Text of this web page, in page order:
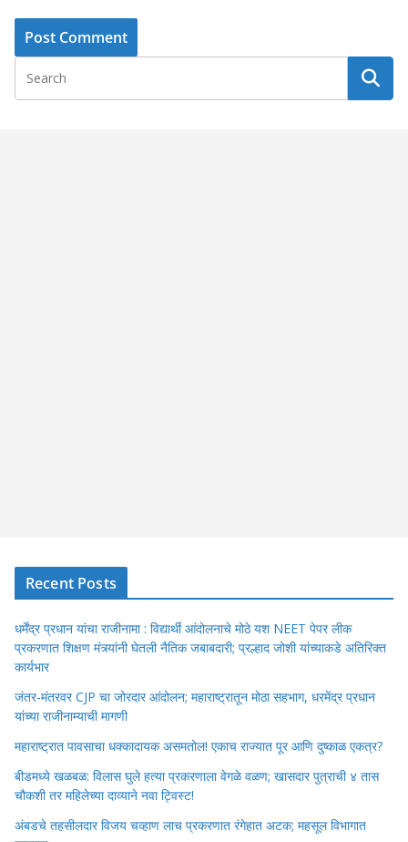
Recent Posts
धर्मेंद्र प्रधान यांचा राजीनामा : विद्यार्थी आंदोलनाचे मोठे यश NEET पेपर लीक
प्रकरणात शिक्षण मंत्र्यांनी घेतली नैतिक जबाबदारी; प्रल्हाद जोशी यांच्याकडे अतिरिक्त
कार्यभार
जंतर-मंतरवर CJP चा जोरदार आंदोलन; महाराष्ट्रातून मोठा सहभाग, धरमेंद्र प्रधान
यांच्या राजीनाम्याची मागणी
महाराष्ट्रात पावसाचा धक्कादायक असमतोल! एकाच राज्यात पूर आणि दुष्काळ एकत्र?
बीडमध्ये खळबळ: विलास घुले हत्या प्रकरणाला वेगळे वळण; खासदार पुत्राची ४ तास
चौकशी तर महिलेच्या दाव्याने नवा ट्विस्ट!
अंबडचे तहसीलदार विजय चव्हाण लाच प्रकरणात रंगेहात अटक; महसूल विभागात